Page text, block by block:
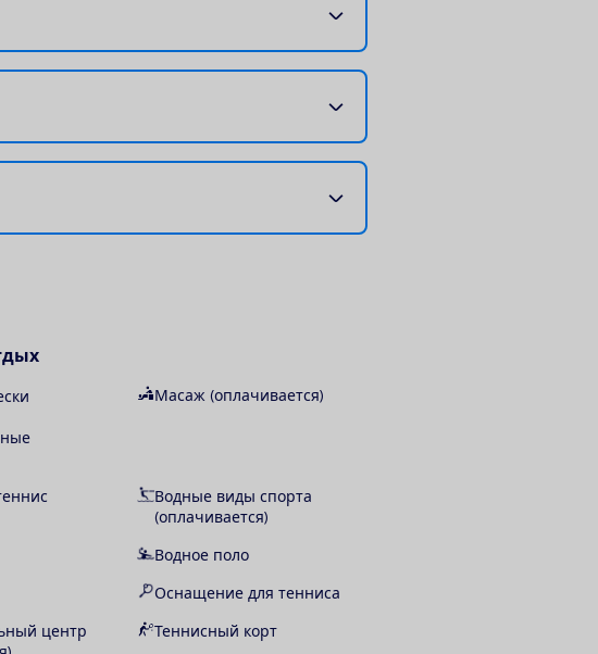
Масаж (оплачивается)
Водные виды спорта
(оплачивается)
Водное поло
Оснащение для тенниса
центр
Теннисный корт